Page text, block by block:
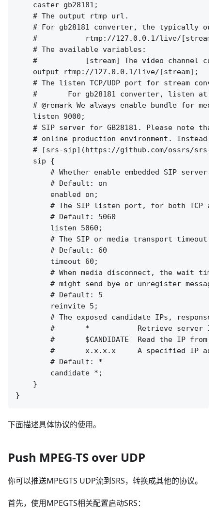
    caster gb28181;
    # The output rtmp url.
# For gb28181 converter, the typically
    #           rtmp://127.0.0.1/live/[stream]
    # The available variables:
#           [stream] The video channel
    output rtmp://127.0.0.1/live/[stream];
# The listen TCP/UDP port for stream
#       For gb28181 converter, listen at
# @remark We always enable bundle for
    listen 9000;
# SIP server for GB28181. Please note
# online production environment. Instead
# [srs-sip](https://github.com/ossrs/srs-
    sip {
        # Whether enable embedded SIP server.
        # Default: on
        enabled on;
# The SIP listen port, for both TCP
        # Default: 5060
        listen 5060;
# The SIP or media transport timeout
        # Default: 60
        timeout 60;
# When media disconnect, the wait
# might send bye or unregister
        # Default: 5
        reinvite 5;
# The exposed candidate IPs, response
#       *           Retrieve server
#       $CANDIDATE  Read the IP from
#       x.x.x.x     A specified IP
        # Default: *
        candidate *;
    }
下面描述具体协议的使用。
Push MPEG-TS over UDP
你可以推送MPEGTS UDP流到SRS，转换成其他的协议。
首先，使用MPEGTS相关配置启动SRS：